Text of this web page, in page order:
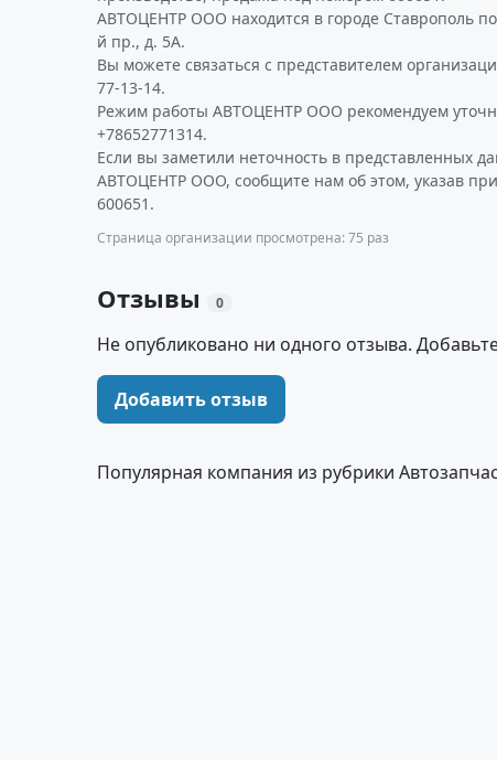
АВТОЦЕНТР ООО находится в городе Ставрополь
й пр., д. 5А.
Вы можете связаться с представителем
77-13-14.
Режим работы АВТОЦЕНТР ООО рекомендуем
+78652771314.
Если вы заметили неточность в представленных
АВТОЦЕНТР ООО, сообщите нам об этом, указав
600651.
Страница организации просмотрена: 75 раз
Отзывы 0
Не опубликовано ни одного отзыва.
Добавить отзыв
Популярная компания из рубрики